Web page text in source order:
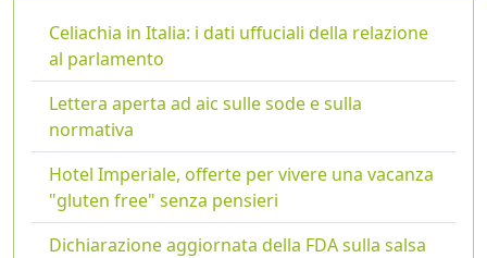
Celiachia in Italia: i dati uffuciali della relazione
al parlamento
Lettera aperta ad aic sulle sode e sulla
normativa
Hotel Imperiale, offerte per vivere una vacanza
"gluten free" senza pensieri
Dichiarazione aggiornata della FDA sulla salsa